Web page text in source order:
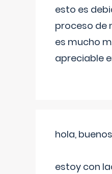
esto es
proceso de
es mucho
apreciable
hola,
estoy con